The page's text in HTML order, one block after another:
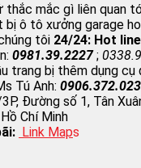
thắc mắc gì liên quan
bị ô tô xưởng garage
tôi 24/24: Hot
0981.39.2227;
trang bị thêm dụng cụ
Tú Anh: 0906.372.023
Đường số 1, Tân
Chí Minh
Link Maps